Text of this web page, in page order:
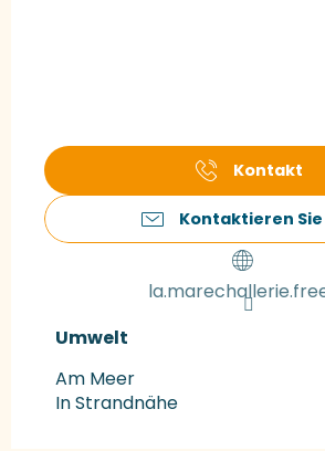
Kontakt
Kontaktieren Sie
Umwelt
Umwelt
Am Meer
In Strandnähe